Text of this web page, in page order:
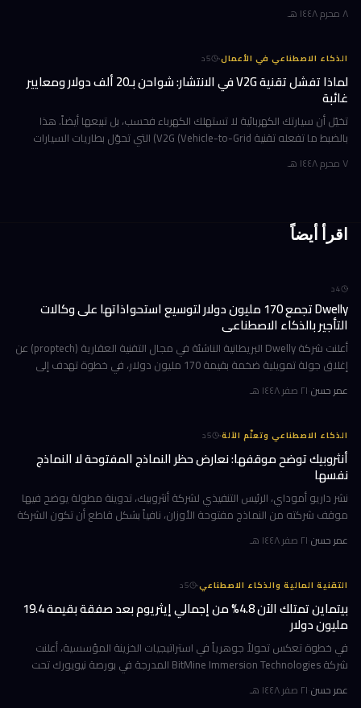
٨ محرم ١٤٤٨ هـ
الذكاء الاصطناعي في الأعمال·
5د
لماذا تفشل تقنية V2G في الانتشار: شواحن بـ20 ألف دولار ومعايير
غائبة
تخيّل أن سيارتك الكهربائية لا تستهلك الكهرباء فحسب، بل تبيعها أيضاً. هذا
بالضبط ما تفعله تقنية V2G (Vehicle-to-Grid) التي تحوّل بطاريات السيارات
٧ محرم ١٤٤٨ هـ
اقرأ أيضاً
4د
Dwelly تجمع 170 مليون دولار لتوسيع استحواذاتها على وكالات
التأجير بالذكاء الاصطناعي
أعلنت شركة Dwelly البريطانية الناشئة في مجال التقنية العقارية (proptech) عن
إغلاق جولة تمويلية ضخمة بقيمة 170 مليون دولار، في خطوة تهدف إلى
عمر حسن·٢١ صفر ١٤٤٨ هـ
الذكاء الاصطناعي وتعلّم الآلة·
5د
أنثروبيك توضح موقفها: نعارض حظر النماذج المفتوحة لا النماذج
نفسها
نشر داريو أموداي، الرئيس التنفيذي لشركة أنثروبيك، تدوينة مطولة يوضح فيها
موقف شركته من النماذج مفتوحة الأوزان، نافياً بشكل قاطع أن تكون الشركة
عمر حسن·٢١ صفر ١٤٤٨ هـ
التقنية المالية والذكاء الاصطناعي·
5د
بيتماين تمتلك الآن 4.8% من إجمالي إيثريوم بعد صفقة بقيمة 19.4
مليون دولار
في خطوة تعكس تحولاً جوهرياً في استراتيجيات الخزينة المؤسسية، أعلنت
شركة BitMine Immersion Technologies المدرجة في بورصة نيويورك تحت
عمر حسن·٢١ صفر ١٤٤٨ هـ